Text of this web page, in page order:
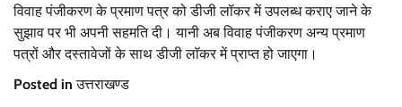
विवाह पंजीकरण के प्रमाण पत्र को डीजी लॉकर में उपलब्ध कराए जाने के
सुझाव पर भी अपनी सहमति दी। यानी अब विवाह पंजीकरण अन्य प्रमाण
पत्रों और दस्तावेजों के साथ डीजी लॉकर में प्राप्त हो जाएगा।
Posted inउत्तराखण्ड